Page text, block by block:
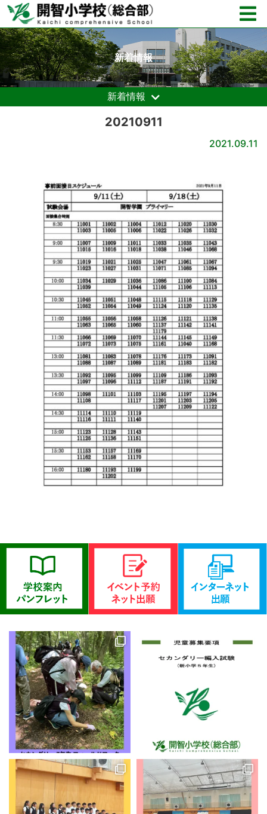
新着情報
新着情報
20210911
2021.09.11